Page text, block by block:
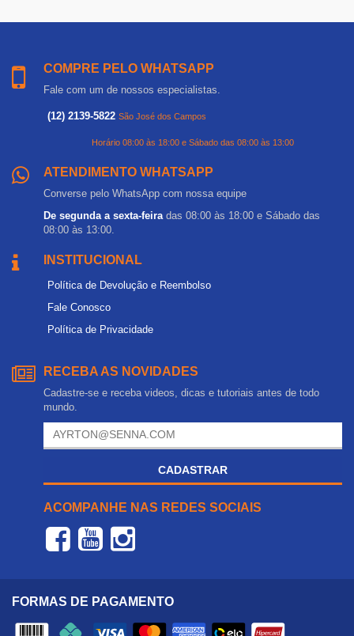
COMPRE PELO WHATSAPP
Fale com um de nossos especialistas.
(12) 2139-5822 São José dos Campos
Horário 08:00 às 18:00 e Sábado das 08:00 às 13:00
ATENDIMENTO WHATSAPP
Converse pelo WhatsApp com nossa equipe
De segunda a sexta-feira das 08:00 às 18:00 e Sábado das
08:00 às 13:00.
INSTITUCIONAL
Política de Devolução e Reembolso
Fale Conosco
Política de Privacidade
RECEBA AS NOVIDADES
Cadastre-se e receba videos, dicas e tutoriais antes de todo
mundo.
CADASTRAR
ACOMPANHE NAS REDES SOCIAIS
FORMAS DE PAGAMENTO